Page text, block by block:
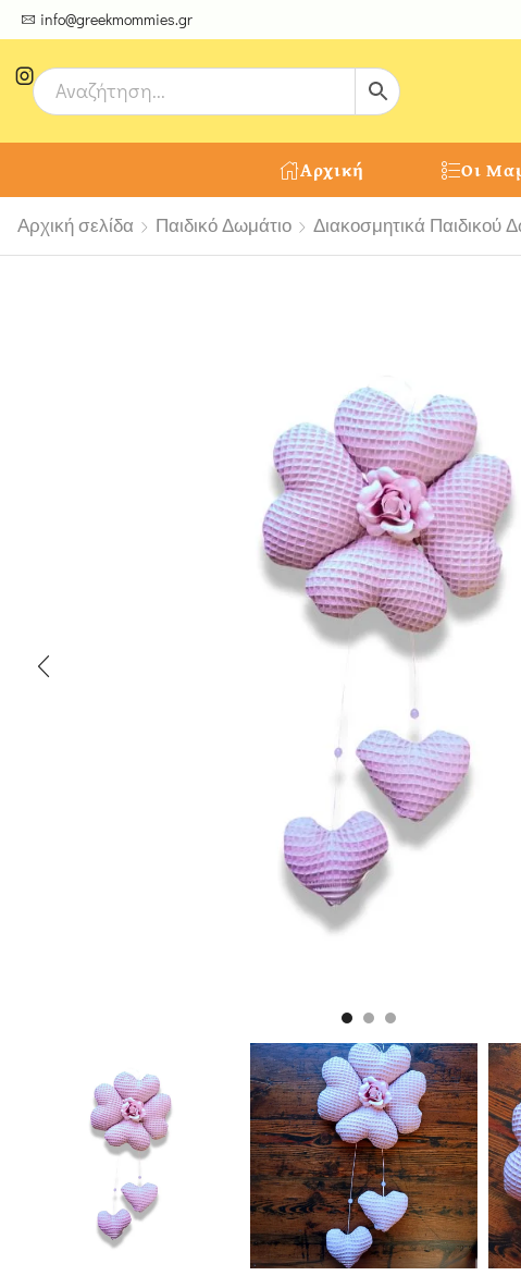
info@greekmommies.gr
μοναδικές δημιουργίες από τους Χειροτέχνες μας!
Αρχική Οι
Αρχική σελίδα Παιδικό Δωμάτιο Διακοσμητικά Παιδικού